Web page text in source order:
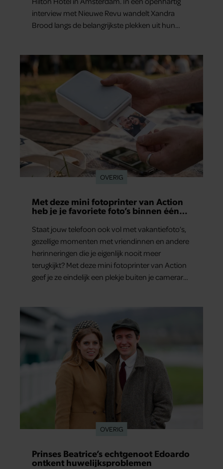
interview met Nieuwe Revu wandelt Xandra
Brood langs de belangrijkste plekken uit hun
aan herinneringen op. Daar begon hun leven
samen en werd dochter Lola geboren.
OVERIG
Met deze mini fotoprinter van Action
heb je je favoriete foto’s binnen één
Staat jouw telefoon ook vol met vakantiefoto’s,
gezellige momenten met vriendinnen en andere
herinneringen die je eigenlijk nooit meer
terugkijkt? Met deze mini fotoprinter van Action
geef je ze eindelijk een plekje buiten je camerarol.
OVERIG
Prinses Beatrice’s echtgenoot Edoardo
ontkent huwelijksproblemen